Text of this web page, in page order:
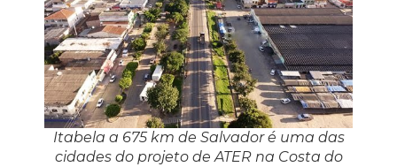
Itabela a 675 km de Salvador é uma das
cidades do projeto de ATER na Costa do